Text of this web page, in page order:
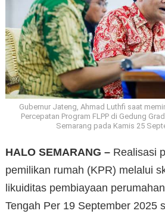
Gubernur Jateng, Ahmad Luthfi saat
Percepatan Program FLPP di Gedung
Semarang pada Kamis 25
HALO SEMARANG – Realisasi
pemilikan rumah (KPR) melalui
likuiditas pembiayaan
Tengah Per 19 September 2025